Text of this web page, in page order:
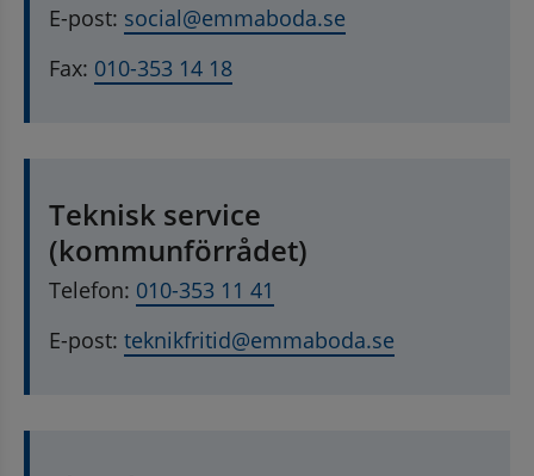
E-post: social@emmaboda.se
Fax: 010-353 14 18
Teknisk service
(kommunförrådet)
Telefon: 010-353 11 41
E-post: teknikfritid@emmaboda.se